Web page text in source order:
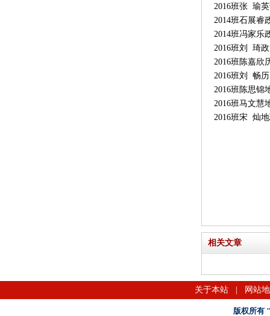
2016班张 瑜
2014班石展睿
2014班冯家乐
2016班刘 琦
2016班陈嘉欣
2016班刘 畅
2016班陈思锦
2016班马文慧
2016班宋 灿
相关文章
关于本站 网站
版权所有